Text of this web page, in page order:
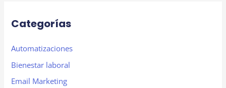
Categorías
Automatizaciones
Bienestar laboral
Email Marketing